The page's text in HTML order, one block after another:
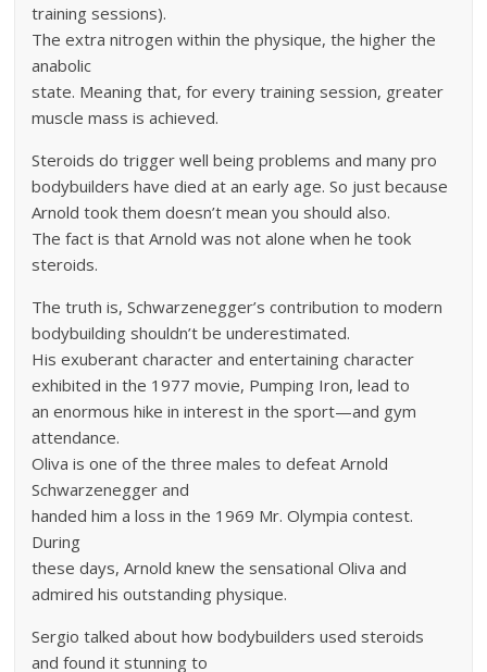
training sessions).
The extra nitrogen within the physique, the higher the
anabolic
state. Meaning that, for every training session, greater
muscle mass is achieved.
Steroids do trigger well being problems and many pro
bodybuilders have died at an early age. So just because
Arnold took them doesn’t mean you should also.
The fact is that Arnold was not alone when he took
steroids.
The truth is, Schwarzenegger’s contribution to modern
bodybuilding shouldn’t be underestimated.
His exuberant character and entertaining character
exhibited in the 1977 movie, Pumping Iron, lead to
an enormous hike in interest in the sport—and gym
attendance.
Oliva is one of the three males to defeat Arnold
Schwarzenegger and
handed him a loss in the 1969 Mr. Olympia contest.
During
these days, Arnold knew the sensational Oliva and
admired his outstanding physique.
Sergio talked about how bodybuilders used steroids
and found it stunning to